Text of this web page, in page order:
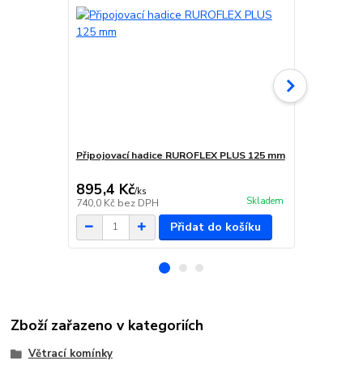
Připojovací hadice RUROFLEX PLUS 125 mm
895,4 Kč/ks
740,0 Kč bez DPH Skladem
Přidat do košíku
Zboží zařazeno v kategoriích
Větrací komínky